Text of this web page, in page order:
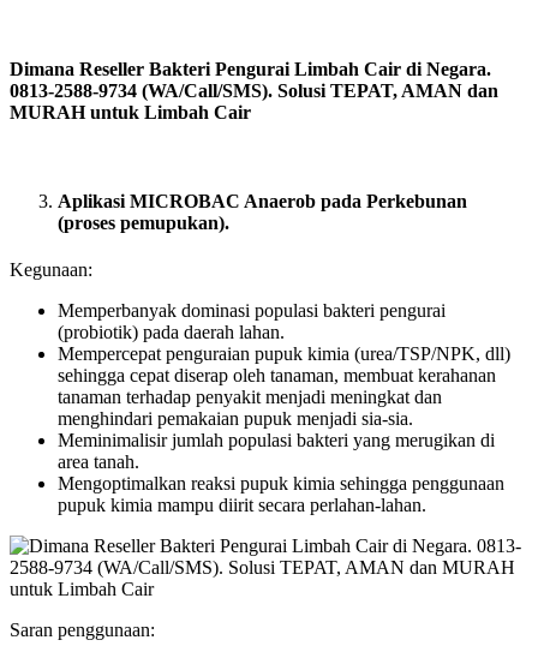
Dimana Reseller Bakteri Pengurai Limbah Cair di Negara.
0813-2588-9734 (WA/Call/SMS). Solusi TEPAT, AMAN dan
MURAH untuk Limbah Cair
Aplikasi MICROBAC Anaerob pada Perkebunan
(proses pemupukan).
Kegunaan:
Memperbanyak dominasi populasi bakteri pengurai
(probiotik) pada daerah lahan.
Mempercepat penguraian pupuk kimia (urea/TSP/NPK, dll)
sehingga cepat diserap oleh tanaman, membuat kerahanan
tanaman terhadap penyakit menjadi meningkat dan
menghindari pemakaian pupuk menjadi sia-sia.
Meminimalisir jumlah populasi bakteri yang merugikan di
area tanah.
Mengoptimalkan reaksi pupuk kimia sehingga penggunaan
pupuk kimia mampu diirit secara perlahan-lahan.
Saran penggunaan: